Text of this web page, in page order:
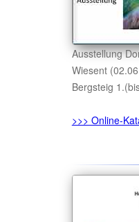
Ausstellung
Wiesent
Bergsteig
>>> Online-